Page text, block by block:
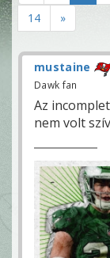
14
»
mustaine
Dawk fan
Az
nem volt